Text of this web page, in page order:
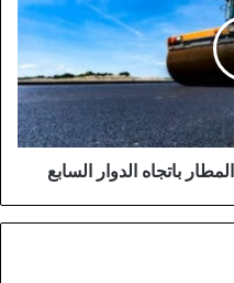
باتجاه الدوار السابع